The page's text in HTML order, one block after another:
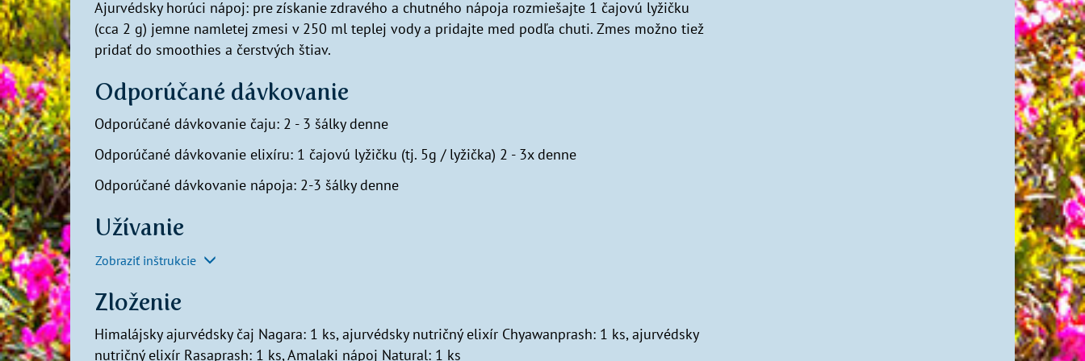
Ajurvédsky horúci nápoj: pre získanie zdravého a chutného nápoja rozmiešajte 1 čajovú lyžičku
(cca 2 g) jemne namletej zmesi v 250 ml teplej vody a pridajte med podľa chuti. Zmes možno tiež
pridať do smoothies a čerstvých štiav.
Odporúčané dávkovanie
Odporúčané dávkovanie čaju: 2 - 3 šálky denne
Odporúčané dávkovanie elixíru: 1 čajovú lyžičku (tj. 5g / lyžička) 2 - 3x denne
Odporúčané dávkovanie nápoja: 2-3 šálky denne
Užívanie
Zobraziť inštrukcie
Zloženie
Himalájsky ajurvédsky čaj Nagara: 1 ks, ajurvédsky nutričný elixír Chyawanprash: 1 ks, ajurvédsky
nutričný elixír Rasaprash: 1 ks, Amalaki nápoj Natural: 1 ks